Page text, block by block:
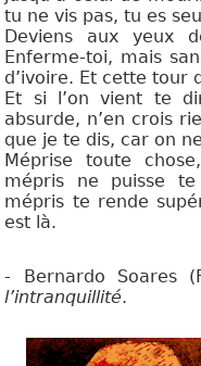
tu ne vis pas, tu es
Deviens aux yeux
Enferme-toi, mais
d’ivoire. Et cette tour
Et si l’on vient te
absurde, n’en crois
que je te dis, car on
Méprise toute
mépris ne puisse
mépris te rende
est là.
- Bernardo Soares
l’intranquillité.